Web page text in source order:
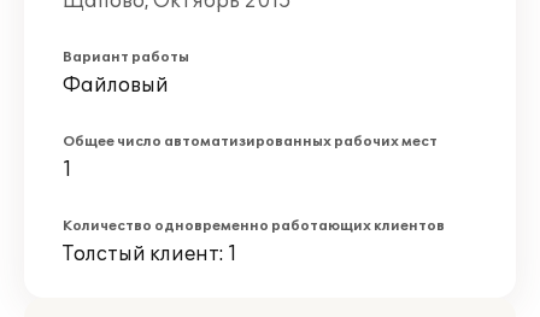
Вариант работы
Файловый
Общее число автоматизированных рабочих мест
1
Количество одновременно работающих клиентов
Толстый клиент: 1